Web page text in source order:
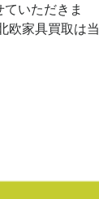
いただきま
欧家具買取は当